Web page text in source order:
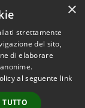
2026 • Comune di
• Powered by
•Accesso
×
strettamente
del sito,
di elaborare
al seguente link
TUTTO